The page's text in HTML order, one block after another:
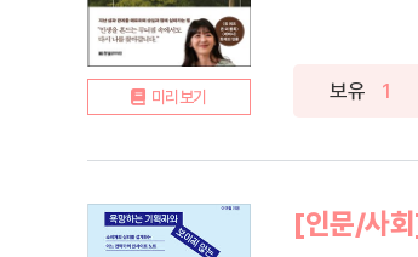
미리보기 보유 1
[인문/사